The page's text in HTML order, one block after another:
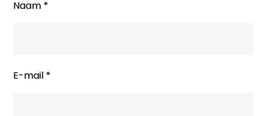
Naam *
E-mail *